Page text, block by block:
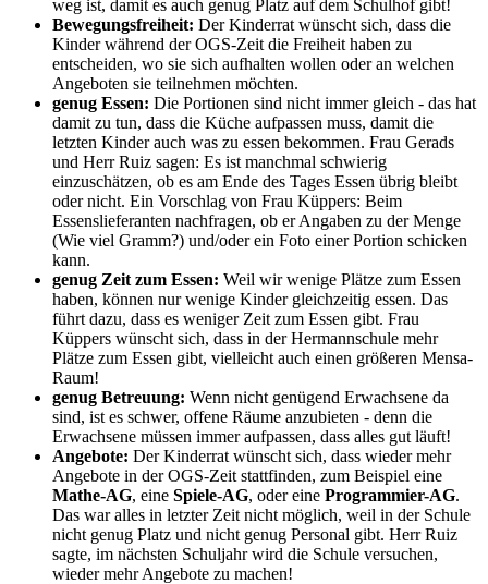
weg ist, damit es auch genug Platz auf dem Schulhof gibt!
Bewegungsfreiheit: Der Kinderrat wünscht sich, dass die
Kinder während der OGS-Zeit die Freiheit haben zu
entscheiden, wo sie sich aufhalten wollen oder an welchen
Angeboten sie teilnehmen möchten.
genug Essen: Die Portionen sind nicht immer gleich - das hat
damit zu tun, dass die Küche aufpassen muss, damit die
letzten Kinder auch was zu essen bekommen. Frau Gerads
und Herr Ruiz sagen: Es ist manchmal schwierig
einzuschätzen, ob es am Ende des Tages Essen übrig bleibt
oder nicht. Ein Vorschlag von Frau Küppers: Beim
Essenslieferanten nachfragen, ob er Angaben zu der Menge
(Wie viel Gramm?) und/oder ein Foto einer Portion schicken
kann.
genug Zeit zum Essen: Weil wir wenige Plätze zum Essen
haben, können nur wenige Kinder gleichzeitig essen. Das
führt dazu, dass es weniger Zeit zum Essen gibt. Frau
Küppers wünscht sich, dass in der Hermannschule mehr
Plätze zum Essen gibt, vielleicht auch einen größeren Mensa-
Raum!
genug Betreuung: Wenn nicht genügend Erwachsene da
sind, ist es schwer, offene Räume anzubieten - denn die
Erwachsene müssen immer aufpassen, dass alles gut läuft!
Angebote: Der Kinderrat wünscht sich, dass wieder mehr
Angebote in der OGS-Zeit stattfinden, zum Beispiel eine
Mathe-AG, eine Spiele-AG, oder eine Programmier-AG.
Das war alles in letzter Zeit nicht möglich, weil in der Schule
nicht genug Platz und nicht genug Personal gibt. Herr Ruiz
sagte, im nächsten Schuljahr wird die Schule versuchen,
wieder mehr Angebote zu machen!